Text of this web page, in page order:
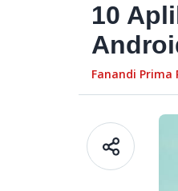
10
Fanandi Prima